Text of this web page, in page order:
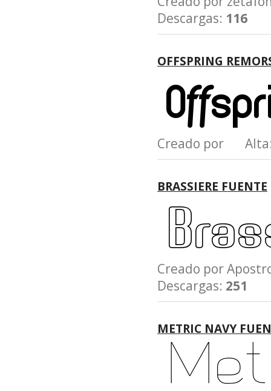
Descargas: 116
OFFSPRING
Creado por
BRASSIERE FUENTE
Creado por
Descargas: 251
METRIC NAVY